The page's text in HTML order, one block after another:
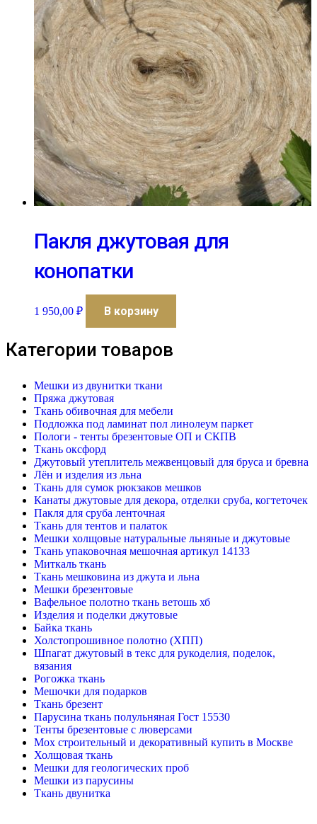
Пакля джутовая для
конопатки
1 950,00 ₽ В корзину
Категории товаров
Мешки из двунитки ткани
Пряжа джутовая
Ткань обивочная для мебели
Подложка под ламинат пол линолеум паркет
Пологи - тенты брезентовые ОП и СКПВ
Ткань оксфорд
Джутовый утеплитель межвенцовый для бруса и бревна
Лён и изделия из льна
Ткань для сумок рюкзаков мешков
Канаты джутовые для декора, отделки сруба, когтеточек
Пакля для сруба ленточная
Ткань для тентов и палаток
Мешки холщовые натуральные льняные и джутовые
Ткань упаковочная мешочная артикул 14133
Миткаль ткань
Ткань мешковина из джута и льна
Мешки брезентовые
Вафельное полотно ткань ветошь хб
Изделия и поделки джутовые
Байка ткань
Холстопрошивное полотно (ХПП)
Шпагат джутовый в текс для рукоделия, поделок,
вязания
Рогожка ткань
Мешочки для подарков
Ткань брезент
Парусина ткань полульняная Гост 15530
Тенты брезентовые с люверсами
Мох строительный и декоративный купить в Москве
Холщовая ткань
Мешки для геологических проб
Мешки из парусины
Ткань двунитка